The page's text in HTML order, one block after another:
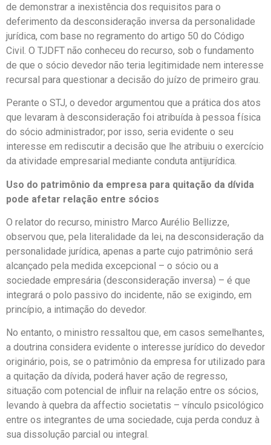
de demonstrar a inexistência dos requisitos para o
deferimento da desconsideração inversa da personalidade
jurídica, com base no regramento do artigo 50 do Código
Civil. O TJDFT não conheceu do recurso, sob o fundamento
de que o sócio devedor não teria legitimidade nem interesse
recursal para questionar a decisão do juízo de primeiro grau.
Perante o STJ, o devedor argumentou que a prática dos atos
que levaram à desconsideração foi atribuída à pessoa física
do sócio administrador; por isso, seria evidente o seu
interesse em rediscutir a decisão que lhe atribuiu o exercício
da atividade empresarial mediante conduta antijurídica.
Uso do patrimônio da empresa para quitação da dívida
pode afetar relação entre sócios
O relator do recurso, ministro Marco Aurélio Bellizze,
observou que, pela literalidade da lei, na desconsideração da
personalidade jurídica, apenas a parte cujo patrimônio será
alcançado pela medida excepcional – o sócio ou a
sociedade empresária (desconsideração inversa) – é que
integrará o polo passivo do incidente, não se exigindo, em
princípio, a intimação do devedor.
No entanto, o ministro ressaltou que, em casos semelhantes,
a doutrina considera evidente o interesse jurídico do devedor
originário, pois, se o patrimônio da empresa for utilizado para
a quitação da dívida, poderá haver ação de regresso,
situação com potencial de influir na relação entre os sócios,
levando à quebra da affectio societatis – vínculo psicológico
entre os integrantes de uma sociedade, cuja perda conduz à
sua dissolução parcial ou integral.